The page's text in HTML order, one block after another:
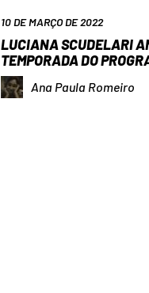
10 DE MARÇO DE 2022
LUCIANA SCUDELARI
TEMPORADA DO
Ana Paula Romeiro